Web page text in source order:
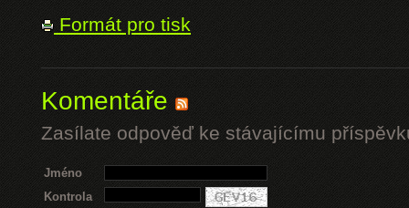
Formát pro tisk
Komentáře
Zasílate odpověď ke stávajícímu
Jméno
Kontrola